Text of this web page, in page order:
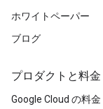
ホワイトペーパー
ブログ
プロダクトと料金
Google Cloud の料金